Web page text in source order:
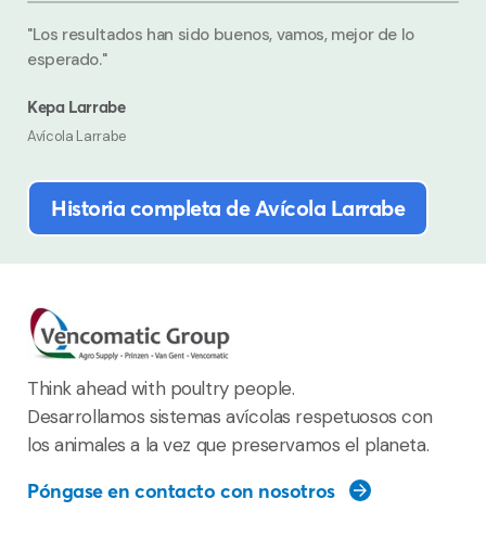
"Los resultados han sido buenos, vamos, mejor de lo
esperado."
Kepa Larrabe
Avícola Larrabe
Historia completa de Avícola Larrabe
Think ahead with poultry people.
Desarrollamos sistemas avícolas respetuosos con
los animales a la vez que preservamos el planeta.
Póngase en contacto con nosotros